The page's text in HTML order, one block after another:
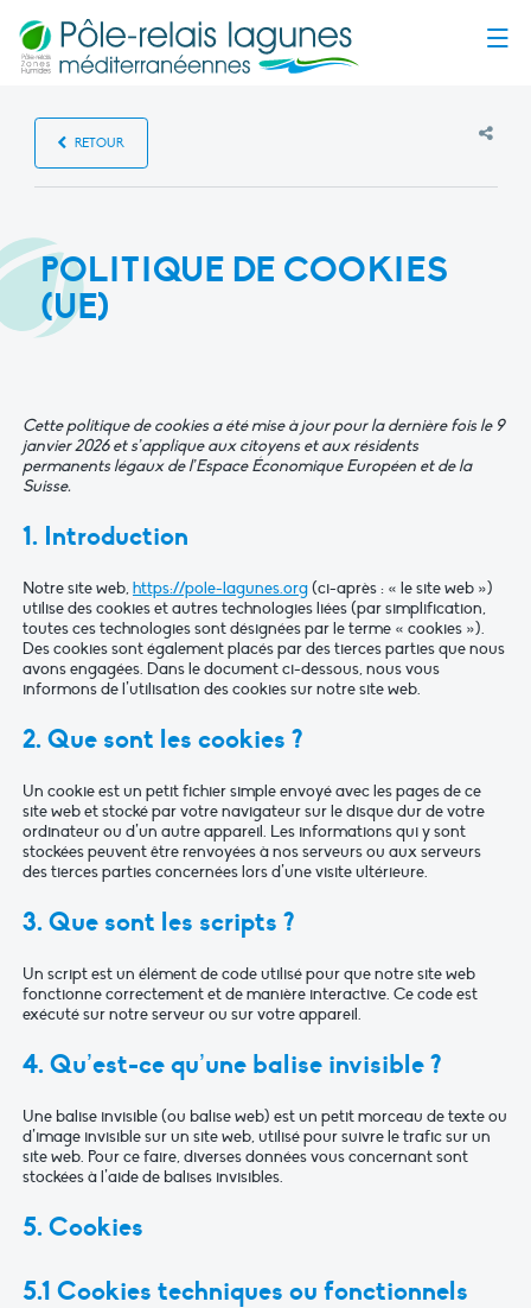
RETOUR
POLITIQUE DE COOKIES
(UE)
Cette politique de cookies a été mise à jour pour la dernière fois le 9
janvier 2026 et s’applique aux citoyens et aux résidents
permanents légaux de l’Espace Économique Européen et de la
Suisse.
1. Introduction
Notre site web,https://pole-lagunes.org(ci-après : « le site web »)
utilise des cookies et autres technologies liées (par simplification,
toutes ces technologies sont désignées par le terme « cookies »).
Des cookies sont également placés par des tierces parties que nous
avons engagées. Dans le document ci-dessous, nous vous
informons de l’utilisation des cookies sur notre site web.
2. Que sont les cookies ?
Un cookie est un petit fichier simple envoyé avec les pages de ce
site web et stocké par votre navigateur sur le disque dur de votre
ordinateur ou d’un autre appareil. Les informations qui y sont
stockées peuvent être renvoyées à nos serveurs ou aux serveurs
des tierces parties concernées lors d’une visite ultérieure.
3. Que sont les scripts ?
Un script est un élément de code utilisé pour que notre site web
fonctionne correctement et de manière interactive. Ce code est
exécuté sur notre serveur ou sur votre appareil.
4. Qu’est-ce qu’une balise invisible ?
Une balise invisible (ou balise web) est un petit morceau de texte ou
d’image invisible sur un site web, utilisé pour suivre le trafic sur un
site web. Pour ce faire, diverses données vous concernant sont
stockées à l’aide de balises invisibles.
5. Cookies
5.1 Cookies techniques ou fonctionnels